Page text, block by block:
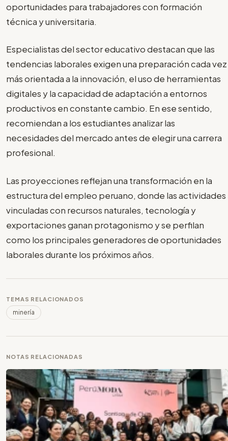
oportunidades para trabajadores con formación
técnica y universitaria.
Especialistas del sector educativo destacan que las
tendencias laborales exigen una preparación cada vez
más orientada a la innovación, el uso de herramientas
digitales y la capacidad de adaptación a entornos
productivos en constante cambio. En ese sentido,
recomiendan a los estudiantes analizar las
necesidades del mercado antes de elegir una carrera
profesional.
Las proyecciones reflejan una transformación en la
estructura del empleo peruano, donde las actividades
vinculadas con recursos naturales, tecnología y
exportaciones ganan protagonismo y se perfilan
como los principales generadores de oportunidades
laborales durante los próximos años.
TEMAS RELACIONADOS
minería
NOTAS RELACIONADAS